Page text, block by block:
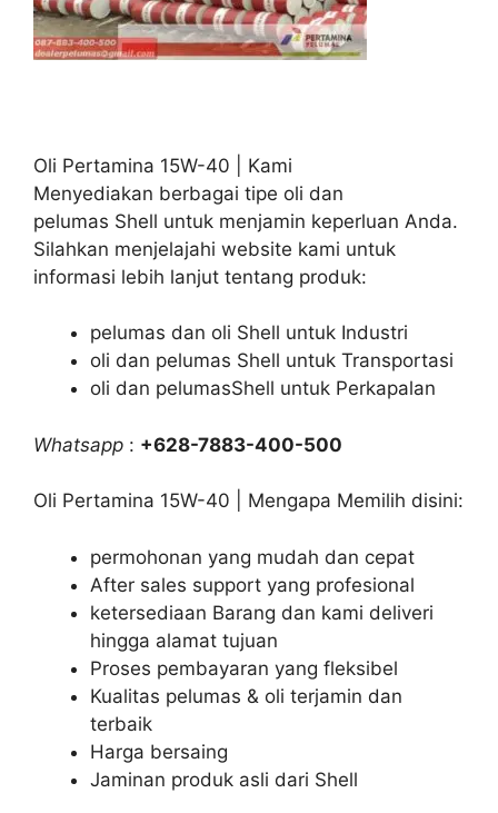
Oli Pertamina 15W-40 | Kami
Menyediakan berbagai tipe oli dan
pelumas Shell untuk menjamin keperluan Anda.
Silahkan menjelajahi website kami untuk
informasi lebih lanjut tentang produk:
pelumas dan oli Shell untuk Industri
oli dan pelumas Shell untuk Transportasi
oli dan pelumasShell untuk Perkapalan
Whatsapp : +628-7883-400-500
Oli Pertamina 15W-40 | Mengapa Memilih disini:
permohonan yang mudah dan cepat
After sales support yang profesional
ketersediaan Barang dan kami deliveri
hingga alamat tujuan
Proses pembayaran yang fleksibel
Kualitas pelumas & oli terjamin dan
terbaik
Harga bersaing
Jaminan produk asli dari Shell